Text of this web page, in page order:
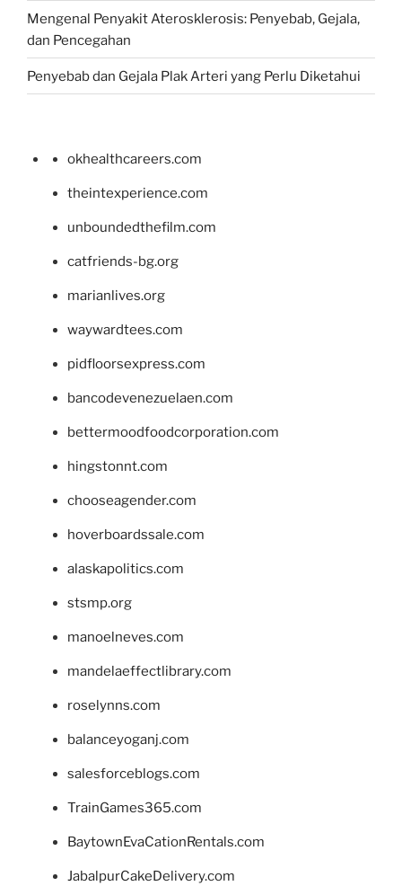
Mengenal Penyakit Aterosklerosis: Penyebab, Gejala,
dan Pencegahan
Penyebab dan Gejala Plak Arteri yang Perlu Diketahui
okhealthcareers.com
theintexperience.com
unboundedthefilm.com
catfriends-bg.org
marianlives.org
waywardtees.com
pidfloorsexpress.com
bancodevenezuelaen.com
bettermoodfoodcorporation.com
hingstonnt.com
chooseagender.com
hoverboardssale.com
alaskapolitics.com
stsmp.org
manoelneves.com
mandelaeffectlibrary.com
roselynns.com
balanceyoganj.com
salesforceblogs.com
TrainGames365.com
BaytownEvaCationRentals.com
JabalpurCakeDelivery.com